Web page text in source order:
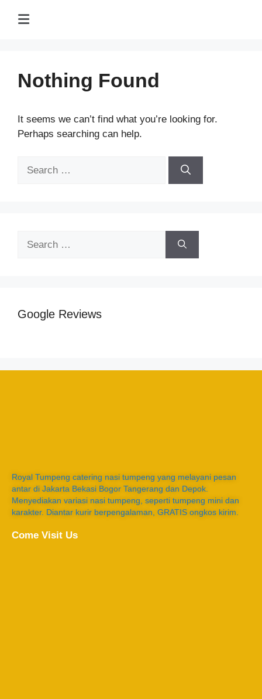
Nothing Found
It seems we can’t find what you’re looking for.
Perhaps searching can help.
Google Reviews
Royal Tumpeng catering nasi tumpeng yang melayani pesan
antar di Jakarta Bekasi Bogor Tangerang dan Depok.
Menyediakan variasi nasi tumpeng, seperti tumpeng mini dan
karakter. Diantar kurir berpengalaman, GRATIS ongkos kirim.
Come Visit Us